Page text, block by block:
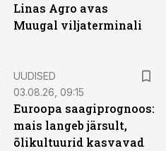
Linas Agro avas
Muugal viljaterminali
UUDISED
03.08.26, 09:15
Euroopa saagiprognoos:
mais langeb järsult,
õlikultuurid kasvavad